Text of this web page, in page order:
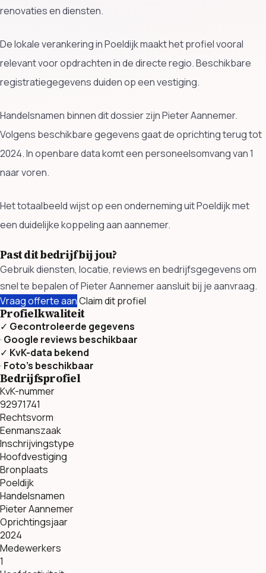
renovaties en diensten.
De lokale verankering in Poeldijk maakt het profiel vooral
relevant voor opdrachten in de directe regio. Beschikbare
registratiegegevens duiden op een vestiging.
Handelsnamen binnen dit dossier zijn Pieter Aannemer.
Volgens beschikbare gegevens gaat de oprichting terug tot
2024. In openbare data komt een personeelsomvang van 1
naar voren.
Het totaalbeeld wijst op een onderneming uit Poeldijk met
een duidelijke koppeling aan aannemer.
Past dit bedrijf bij jou?
Gebruik diensten, locatie, reviews en bedrijfsgegevens om
snel te bepalen of Pieter Aannemer aansluit bij je aanvraag.
Vraag offerte aanClaim dit profiel
Profielkwaliteit
✓ Gecontroleerde gegevens
· Google reviews beschikbaar
✓ KvK-data bekend
· Foto’s beschikbaar
Bedrijfsprofiel
KvK-nummer
92971741
Rechtsvorm
Eenmanszaak
Inschrijvingstype
Hoofdvestiging
Bronplaats
Poeldijk
Handelsnamen
Pieter Aannemer
Oprichtingsjaar
2024
Medewerkers
1